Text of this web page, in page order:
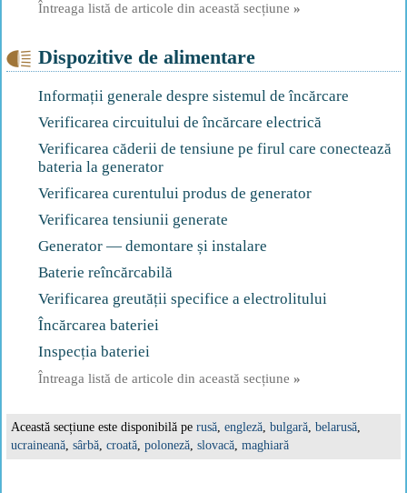
Întreaga listă de articole din această secțiune »
Dispozitive de alimentare
Informații generale despre sistemul de încărcare
Verificarea circuitului de încărcare electrică
Verificarea căderii de tensiune pe firul care conectează
bateria la generator
Verificarea curentului produs de generator
Verificarea tensiunii generate
Generator — demontare și instalare
Baterie reîncărcabilă
Verificarea greutății specifice a electrolitului
Încărcarea bateriei
Inspecția bateriei
Întreaga listă de articole din această secțiune »
Această secțiune este disponibilă pe rusă, engleză, bulgară, belarusă,
ucraineană, sârbă, croată, poloneză, slovacă, maghiară